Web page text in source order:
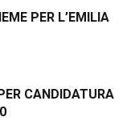
PER L’EMILIA
CANDIDATURA